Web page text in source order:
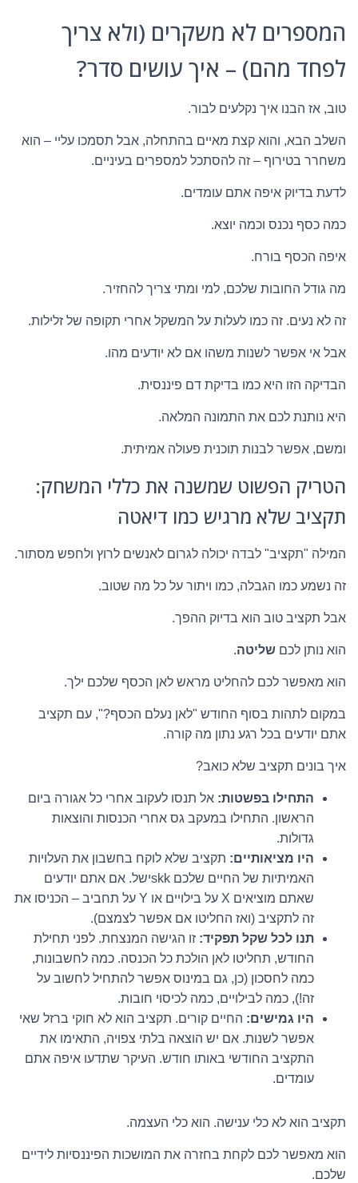
המספרים לא משקרים (ולא צריך
לפחד מהם) – איך עושים סדר?
טוב, אז הבנו איך נקלעים לבור.
השלב הבא, והוא קצת מאיים בהתחלה, אבל תסמכו עליי – הוא
משחרר בטירוף – זה להסתכל למספרים בעיניים.
לדעת בדיוק איפה אתם עומדים.
כמה כסף נכנס וכמה יוצא.
איפה הכסף בורח.
מה גודל החובות שלכם, למי ומתי צריך להחזיר.
זה לא נעים. זה כמו לעלות על המשקל אחרי תקופה של זלילות.
אבל אי אפשר לשנות משהו אם לא יודעים מהו.
הבדיקה הזו היא כמו בדיקת דם פיננסית.
היא נותנת לכם את התמונה המלאה.
ומשם, אפשר לבנות תוכנית פעולה אמיתית.
הטריק הפשוט שמשנה את כללי המשחק:
תקציב שלא מרגיש כמו דיאטה
המילה "תקציב" לבדה יכולה לגרום לאנשים לרוץ ולחפש מסתור.
זה נשמע כמו הגבלה, כמו ויתור על כל מה שטוב.
אבל תקציב טוב הוא בדיוק ההפך.
הוא נותן לכם שליטה.
הוא מאפשר לכם להחליט מראש לאן הכסף שלכם ילך.
במקום לתהות בסוף החודש "לאן נעלם הכסף?", עם תקציב
אתם יודעים בכל רגע נתון מה קורה.
איך בונים תקציב שלא כואב?
התחילו בפשטות: אל תנסו לעקוב אחרי כל אגורה ביום
הראשון. התחילו במעקב גס אחרי הכנסות והוצאות
גדולות.
היו מציאותיים: תקציב שלא לוקח בחשבון את העלויות
האמיתיות של החיים שלכם skkישל. אם אתם יודעים
שאתם מוציאים X על בילויים או Y על תחביב – הכניסו את
זה לתקציב (ואז החליטו אם אפשר לצמצם).
תנו לכל שקל תפקיד: זו הגישה המנצחת. לפני תחילת
החודש, תחליטו לאן הולכת כל הכנסה. כמה לחשבונות,
כמה לחסכון (כן, גם במינוס אפשר להתחיל לחשוב על
זה!), כמה לבילויים, כמה לכיסוי חובות.
היו גמישים: החיים קורים. תקציב הוא לא חוקי ברזל שאי
אפשר לשנות. אם יש הוצאה בלתי צפויה, התאימו את
התקציב החודשי באותו חודש. העיקר שתדעו איפה אתם
עומדים.
תקציב הוא לא כלי ענישה. הוא כלי העצמה.
הוא מאפשר לכם לקחת בחזרה את המושכות הפיננסיות לידיים
שלכם.